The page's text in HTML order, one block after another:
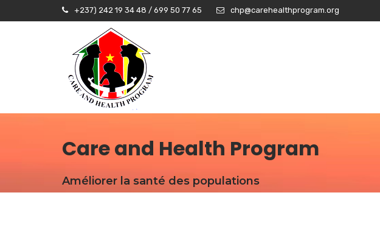
+237) 242 19 34 48 / 699 50 77 65 chp@carehealthprogram.org
Care and Health Program
Améliorer la santé des populations